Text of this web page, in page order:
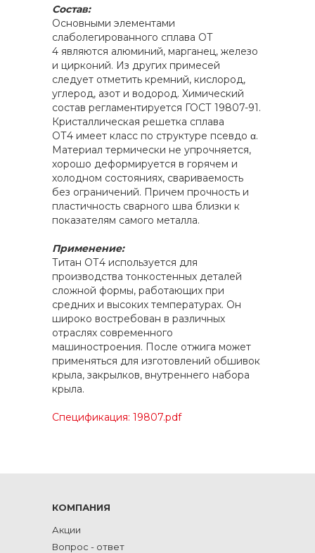
Состав:
Основными элементами
слаболегированного сплава ОТ
4 являются алюминий, марганец, железо
и цирконий. Из других примесей
следует отметить кремний, кислород,
углерод, азот и водород. Химический
состав регламентируется ГОСТ 19807-91.
Кристаллическая решетка сплава
ОТ4 имеет класс по структуре псевдо α.
Материал термически не упрочняется,
хорошо деформируется в горячем и
холодном состояниях, свариваемость
без ограничений. Причем прочность и
пластичность сварного шва близки к
показателям самого металла.
Применение:
Титан ОТ4 используется для
производства тонкостенных деталей
сложной формы, работающих при
средних и высоких температурах. Он
широко востребован в различных
отраслях современного
машиностроения. После отжига может
применяться для изготовлений обшивок
крыла, закрылков, внутреннего набора
крыла.
Спецификация: 19807.pdf
КОМПАНИЯ
Акции
Вопрос - ответ